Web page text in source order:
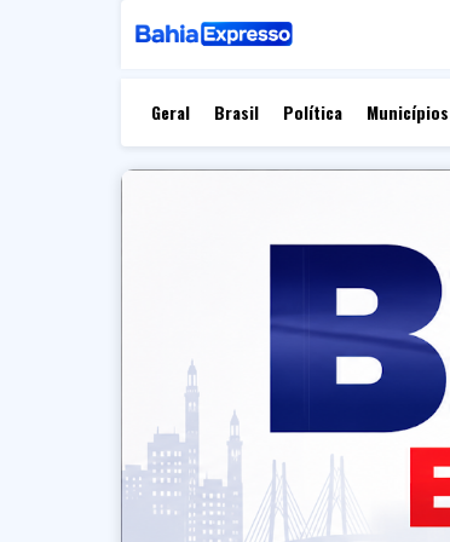
Geral Brasil Política Municípios